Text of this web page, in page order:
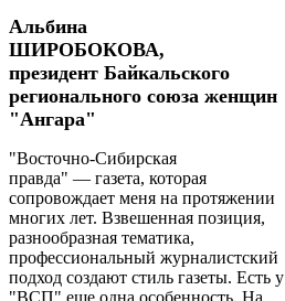
Альбина
ШИРОБОКОВА,
президент Байкальского
регионального союза женщин
"Ангара"
"Восточно-Сибирская
правда" — газета, которая
сопровождает меня на протяжении
многих лет. Взвешенная позиция,
разнообразная тематика,
профессиональный журналистский
подход создают стиль газеты. Есть у
"ВСП" еще одна особенность. На